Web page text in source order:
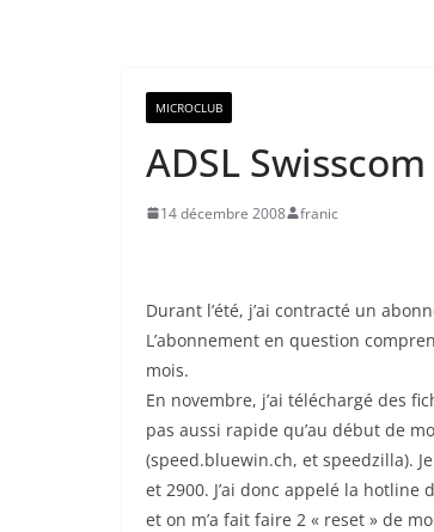
MICROCLUB
ADSL Swisscom
14 décembre 2008 franic
Durant l’été, j’ai contracté un
L’abonnement en question
mois.
En novembre, j’ai téléchargé des
pas aussi rapide qu’au début de
(speed.bluewin.ch, et speedzilla).
et 2900. J’ai donc appelé la
et on m’a fait faire 2 « reset » de